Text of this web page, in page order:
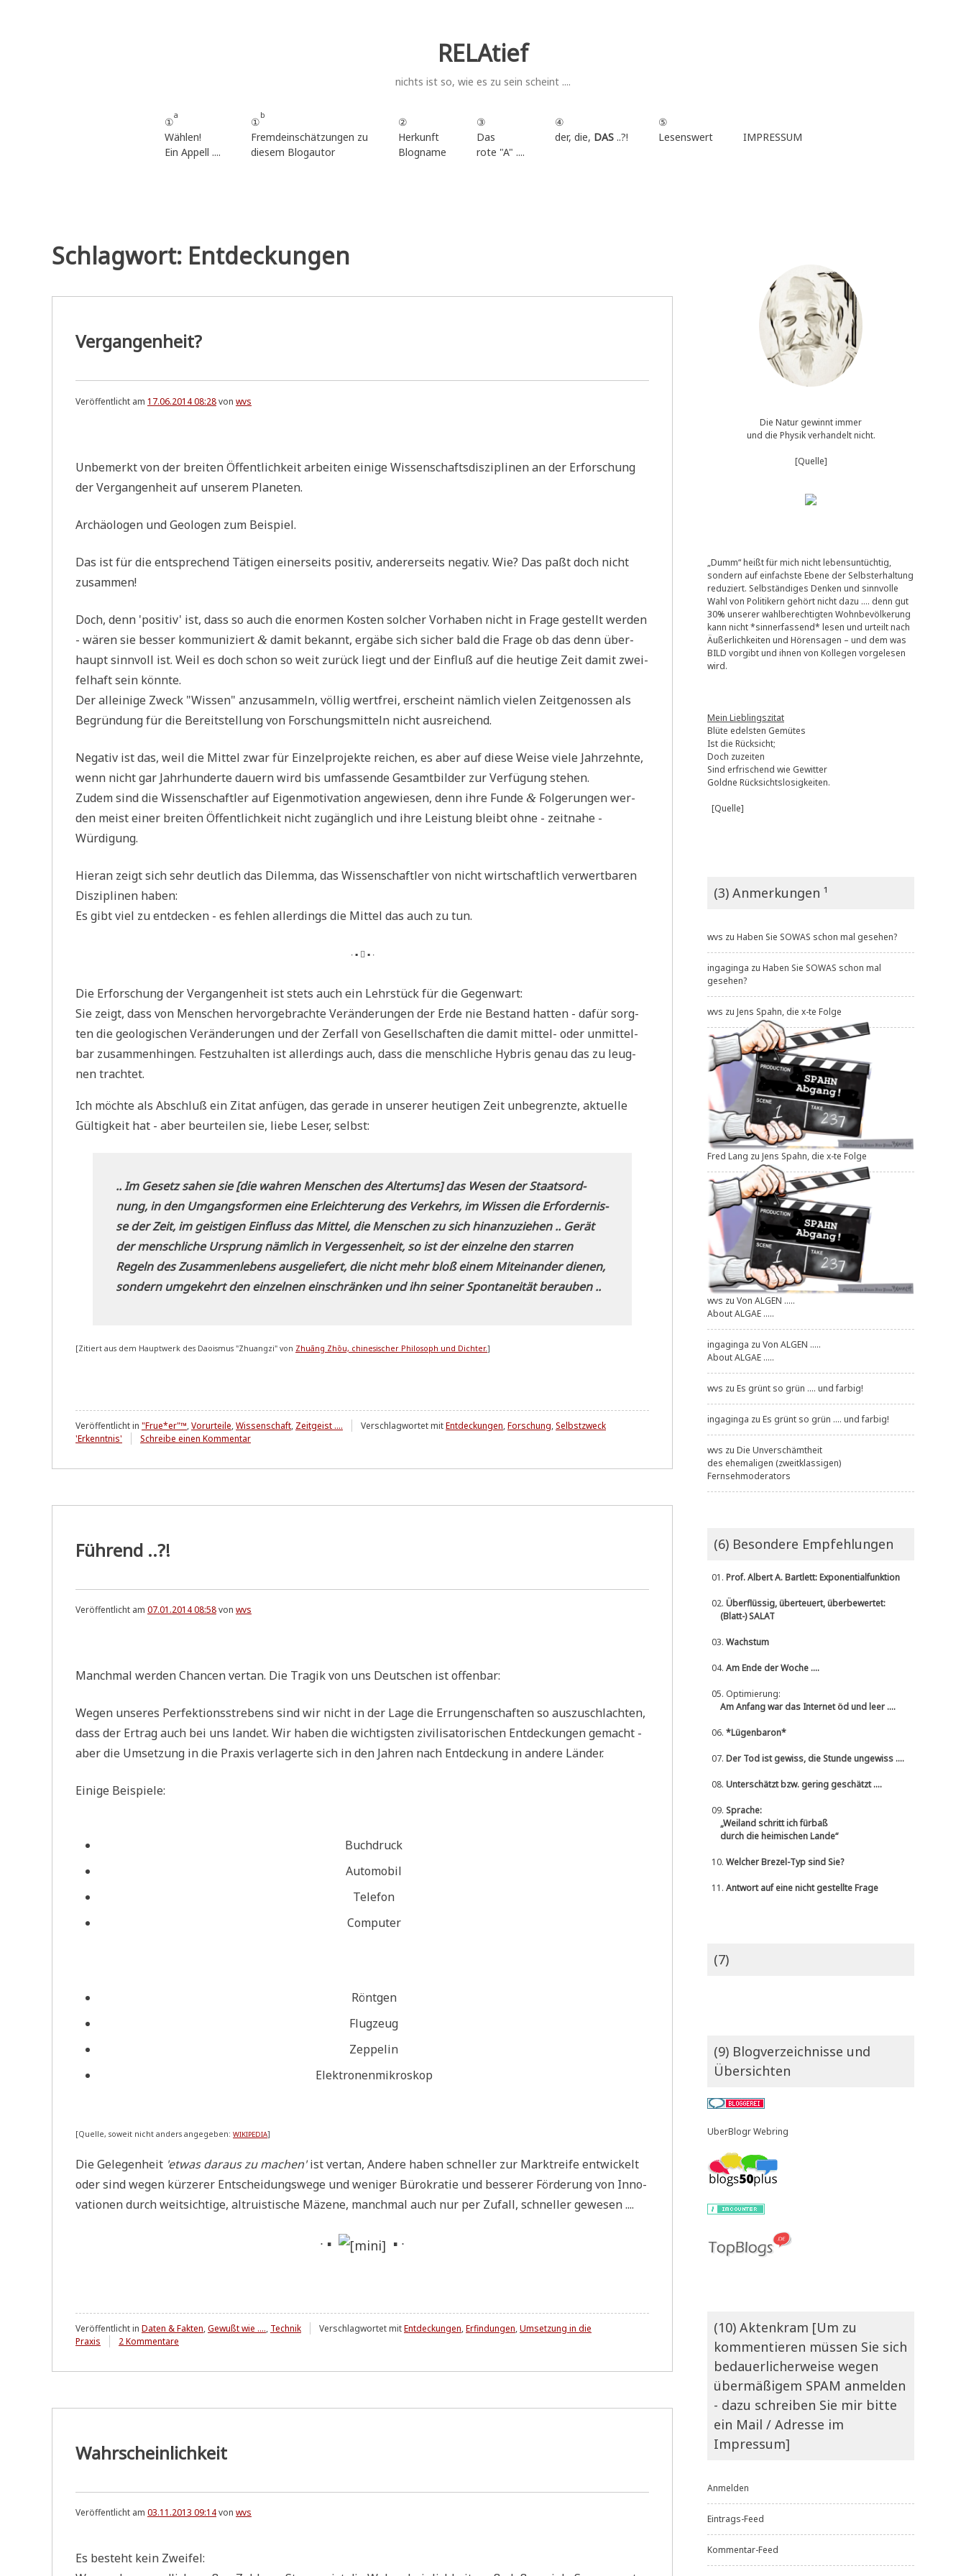
RELAtief
nichts ist so, wie es zu sein scheint ....
①
a
Wählen!
Ein Appell ....
①
b
Fremdeinschätzungen zu
diesem Blogautor
②
Herkunft
Blogname
③
Das
rote "A" ....
④
der, die, DAS..?!
⑤
Lesenswert
IMPRESSUM
Schlagwort: Entdeckungen
Vergangenheit?
Veröffentlicht am 17.06.2014 08:28von wvs
Unbe­merkt von der brei­ten Öffent­lich­keit arbei­ten eini­ge Wis­sen­schafts­dis­zi­pli­nen an der Erfor­schung
der Ver­gan­gen­heit auf unse­rem Planeten.
Archäo­lo­gen und Geo­lo­gen zum Beispiel.
Das ist für die ent­spre­chend Täti­gen einer­seits posi­tiv, ande­rer­seits nega­tiv. Wie? Das paßt doch nicht
zusammen!
Doch, denn 'posi­tiv' ist, dass so auch die enor­men Kosten sol­cher Vor­ha­ben nicht in Fra­ge gestellt wer­den
- wären sie bes­ser kom­mu­ni­ziert & damit bekannt, ergä­be sich sicher bald die Fra­ge ob das denn über­
haupt sinn­voll ist. Weil es doch schon so weit zurück liegt und der Ein­fluß auf die heu­ti­ge Zeit damit zwei­
fel­haft sein könnte.
Der allei­ni­ge Zweck "Wis­sen" anzu­sam­meln, völ­lig wert­frei, erscheint näm­lich vie­len Zeit­ge­nos­sen als
Begrün­dung für die Bereit­stel­lung von For­schungs­mit­teln nicht ausreichend.
Nega­tiv ist das, weil die Mit­tel zwar für Ein­zel­pro­jek­te rei­chen, es aber auf die­se Wei­se vie­le Jahr­zehn­te,
wenn nicht gar Jahr­hun­der­te dau­ern wird bis umfas­sen­de Gesamt­bil­der zur Ver­fü­gung stehen.
Zudem sind die Wis­sen­schaft­ler auf Eigen­mo­ti­va­ti­on ange­wie­sen, denn ihre Fun­de & Fol­ge­run­gen wer­
den meist einer brei­ten Öffent­lich­keit nicht zugäng­lich und ihre Lei­stung bleibt ohne - zeit­na­he -
Würdigung.
Hier­an zeigt sich sehr deut­lich das Dilem­ma, das Wis­sen­schaft­ler von nicht wirt­schaft­lich ver­wert­ba­ren
Dis­zi­pli­nen haben:
Es gibt viel zu ent­decken - es feh­len aller­dings die Mit­tel das auch zu tun.
∙ ▪  ▪ ∙
Die Erfor­schung der Ver­gan­gen­heit ist stets auch ein Lehr­stück für die Gegenwart:
Sie zeigt, dass von Men­schen her­vor­ge­brach­te Ver­än­de­run­gen der Erde nie Bestand hat­ten - dafür sorg­
ten die geo­lo­gi­schen Ver­än­de­run­gen und der Zer­fall von Gesell­schaf­ten die damit mit­tel- oder unmit­tel­
bar zusam­men­hin­gen. Fest­zu­hal­ten ist aller­dings auch, dass die mensch­li­che Hybris genau das zu leug­
nen trachtet.
Ich möch­te als Abschluß ein Zitat anfü­gen, das gera­de in unse­rer heu­ti­gen Zeit unbe­grenz­te, aktu­el­le
Gül­tig­keit hat - aber beur­tei­len sie, lie­be Leser, selbst:
.. Im Gesetz sahen sie [die wah­ren Men­schen des Alter­tums] das Wesen der Staats­ord­
nung, in den Umgangs­for­men eine Erleich­te­rung des Ver­kehrs, im Wis­sen die Erfor­der­nis­
se der Zeit, im gei­sti­gen Ein­fluss das Mit­tel, die Men­schen zu sich hin­an­zu­zie­hen .. Gerät
der mensch­li­che Ursprung näm­lich in Ver­ges­sen­heit, so ist der ein­zel­ne den star­ren
Regeln des Zusam­men­le­bens aus­ge­lie­fert, die nicht mehr bloß einem Mit­ein­an­der die­nen,
son­dern umge­kehrt den ein­zel­nen ein­schrän­ken und ihn sei­ner Spon­ta­nei­tät berauben ..
[Zitiert aus dem Haupt­werk des Dao­is­mus "Zhuang­zi" von Zhuāng Zhōu, chi­ne­si­scher Phi­lo­soph und Dich­ter.]
Veröffentlicht in "Frue*er"™,Vorurteile,Wissenschaft, Zeitgeist .... Verschlagwortet mitEntdeckungen,Forschung,Selbstzweck
'Erkenntnis'
Schreibe einen Kommentarzu
Führend ..?!
Veröffentlicht am 07.01.2014 08:58von wvs
Manch­mal wer­den Chan­cen ver­tan. Die Tra­gik von uns Deut­schen ist offenbar:
Wegen unse­res Per­fek­ti­ons­stre­bens sind wir nicht in der Lage die Errun­gen­schaf­ten so aus­zu­schlach­ten,
dass der Ertrag auch bei uns lan­det. Wir haben die wich­tig­sten zivi­li­sa­to­ri­schen Ent­deckun­gen gemacht -
aber die Umset­zung in die Pra­xis ver­la­ger­te sich in den Jah­ren nach Ent­deckung in ande­re Länder.
Eini­ge Beispiele:
Buch­druck
Auto­mo­bil
Tele­fon
Com­pu­ter
Rönt­gen
Flug­zeug
Zep­pe­lin
Elek­tro­nen­mi­kro­skop
[Quel­le, soweit nicht anders ange­ge­ben: WIKIPEDIA]
Die Gele­gen­heit 'etwas dar­aus zu machen'ist ver­tan, Ande­re haben schnel­ler zur Markt­rei­fe ent­wickelt
oder sind wegen kür­ze­rer Ent­schei­dungs­we­ge und weni­ger Büro­kra­tie und bes­se­rer För­de­rung von Inno­
va­tio­nen durch weit­sich­ti­ge, altru­isti­sche Mäze­ne, manch­mal auch nur per Zufall, schnel­ler gewesen ....
∙ ▪ ▪ ∙
Veröffentlicht in Daten & Fakten,Gewußt wie ...., Technik Verschlagwortet mitEntdeckungen,Erfindungen,Umsetzung in die
Praxis
2 Kommentare
Wahrscheinlichkeit
Veröffentlicht am 03.11.2013 09:14von wvs
Es besteht kein Zweifel:
Die Natur gewinnt immer
und die Physik verhandelt nicht.
[Quelle]
„Dumm“ heißt für mich nicht lebensuntüchtig,
sondern auf einfachste Ebene der Selbsterhaltung
reduziert. Selbständiges Denken und sinnvolle
Wahl von Politikern gehört nicht dazu …. denn gut
30% unserer wahlberechtigten Wohnbevölkerung
kann nicht *sinnerfassend* lesen und urteilt nach
Äußerlichkeiten und Hörensagen – und dem was
BILD vorgibt und ihnen von Kollegen vorgelesen
wird.
Mein Lieblingszitat
Blüte edelsten Gemütes
Ist die Rücksicht;
Doch zuzeiten
Sind erfrischend wie Gewitter
Goldne Rücksichtslosigkeiten.
[Quelle]
(3) Anmerkungen ¹
wvs zu Haben Sie SOWAS schon mal gesehen?
ingaginga zu Haben Sie SOWAS schon mal
gesehen?
wvs zu Jens Spahn, die x-te Folge
Fred Lang zu Jens Spahn, die x-te Folge
wvs zu Von ALGEN .....
About ALGAE .....
ingaginga zu Von ALGEN .....
About ALGAE .....
wvs zu Es grünt so grün .... und farbig!
ingaginga zu Es grünt so grün .... und farbig!
wvs zu Die Unverschämtheit
des ehemaligen (zweitklassigen)
Fernsehmoderators
(6) Besondere Empfehlungen
01. Prof. Albert A. Bartlett: Exponentialfunktion
02. Überflüssig, überteuert, überbewertet:
(Blatt-) SALAT
03. Wachstum
04. Am Ende der Woche ....
05. Optimierung:
Am Anfang war das Internet öd und leer ....
06. *Lügenbaron*
07. Der Tod ist gewiss, die Stunde ungewiss ....
08. Unterschätzt bzw. gering geschätzt ....
09. Sprache:
„Weiland schritt ich fürbaß
durch die heimischen Lande“
10. Welcher Brezel-Typ sind Sie?
11. Antwort auf eine nicht gestellte Frage
(7)
(9) Blogverzeichnisse und
Übersichten
UberBlogr Webring
(10) Aktenkram [Um zu
kommentieren müssen Sie sich
bedauerlicherweise wegen
übermäßigem SPAM anmelden
- dazu schreiben Sie mir bitte
ein Mail / Adresse im
Impressum]
Anmelden
Eintrags-Feed
Kommentar-Feed